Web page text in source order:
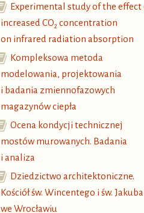
Experimental study of the effect
increased CO2 concentration
on infrared radiation absorption
Kompleksowa metoda
modelowania, projektowania
i badania zmiennofazowych
magazynów ciepła
Ocena kondycji technicznej
mostów murowanych. Badania
i analiza
Dziedzictwo architektoniczne.
Kościół św. Wincentego i św. Jakuba
we Wrocławiu